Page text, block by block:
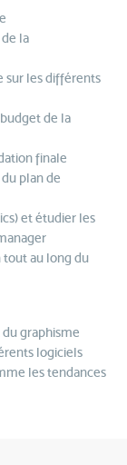
la
sur les différents
de la
finale
plan de
et étudier les
tout au long du
graphisme
logiciels
les tendances